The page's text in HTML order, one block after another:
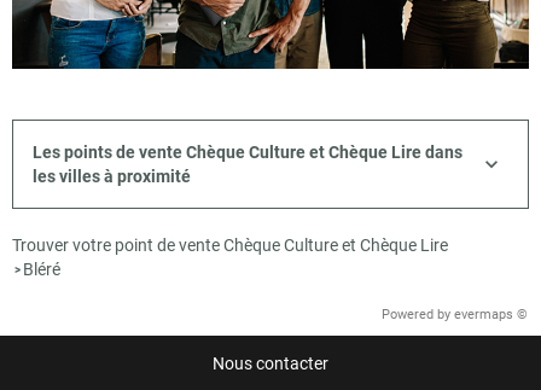
Les points de vente Chèque Culture et Chèque Lire dans
les villes à proximité
Trouver votre point de vente Chèque Culture et Chèque Lire
> Bléré
Powered by evermaps ©
Nous contacter